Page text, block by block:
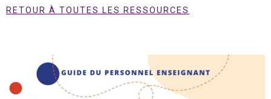
RETOUR À TOUTES LES RESSOURCES